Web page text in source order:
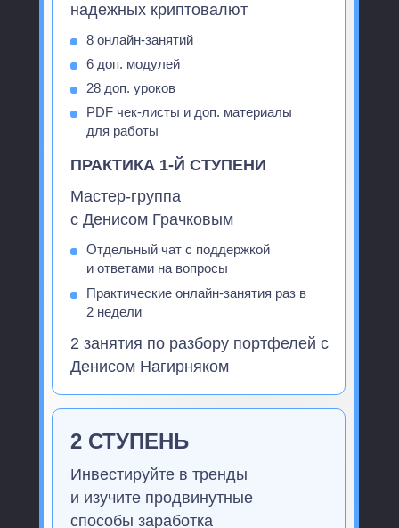
2 СТУПЕНЬ
Инвестируйте в тренды
и изучите продвинутные
способы заработка
Отдельный чат с поддержкой
и ответами на вопросы
Практические онлайн-занятия раз в
2 недели
надежных криптовалют
6 доп. модулей
PDF чек-листы и доп. материалы
для работы
8 онлайн-занятий
ПРАКТИКА 1-Й СТУПЕНИ
Мастер-группа
с Денисом Грачковым
2 занятия по разбору портфелей с
Денисом Нагирняком
28 доп. уроков